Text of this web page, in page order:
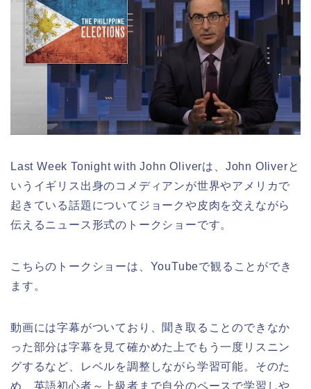
Last Week Tonight with John Oliverは、John Oliverと
いうイギリス出身のコメディアンが世界やアメリカで
起きている話題についてジョークや皮肉を交えながら
伝えるニュース形式のトークショーです。
こちらのトークショーは、YouTubeで観ることができ
ます。
動画には字幕がついており、聞き取ることのできなか
った部分は字幕を見て確かめた上でもう一度リスニン
グするなど、レベルを調整しながら学習可能。そのた
め、英語初心者～上級者まで自分のペースで学習しや